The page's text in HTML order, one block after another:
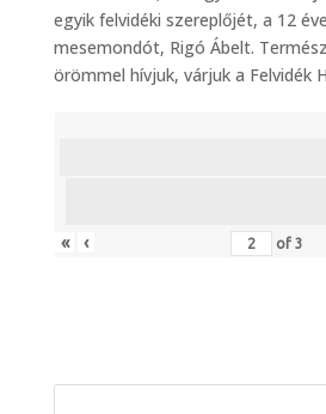
egyik felvidéki szereplőjét, a 12
mesemondót, Rigó Ábelt.
örömmel hívjuk, várjuk a Felvidék
« ‹ of3